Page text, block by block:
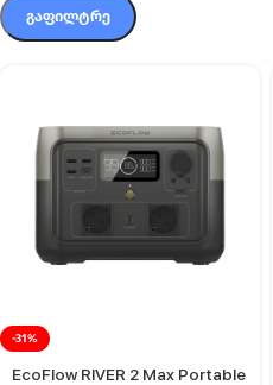
ᲒᲐᲤᲘᲚᲢᲠᲔ
-31%
EcoFlow RIVER 2 Max Portable